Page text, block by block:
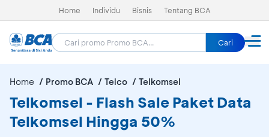
Home Individu Bisnis Tentang BCA
Cari
Home Promo BCA Telco Telkomsel
Telkomsel - Flash Sale Paket Data
Telkomsel Hingga 50%